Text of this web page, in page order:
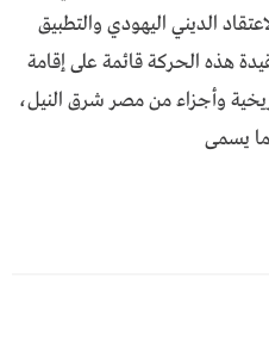
الديني اليهودي والتطبيق
هذه الحركة قائمة على إقامة
وأجزاء من مصر شرق النيل،
ما يسمى